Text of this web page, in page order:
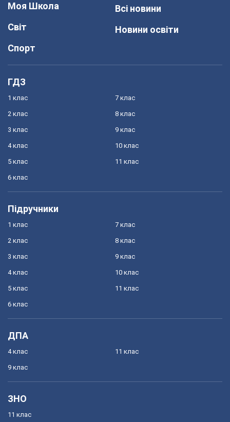
Моя Школа
Світ
Спорт
Всі новини
Новини освіти
ГДЗ
1 клас
2 клас
3 клас
4 клас
5 клас
6 клас
7 клас
8 клас
9 клас
10 клас
11 клас
Підручники
1 клас
2 клас
3 клас
4 клас
5 клас
6 клас
7 клас
8 клас
9 клас
10 клас
11 клас
ДПА
4 клас
9 клас
11 клас
ЗНО
11 клас